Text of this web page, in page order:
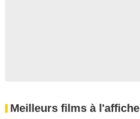
Meilleurs films à l'affiche